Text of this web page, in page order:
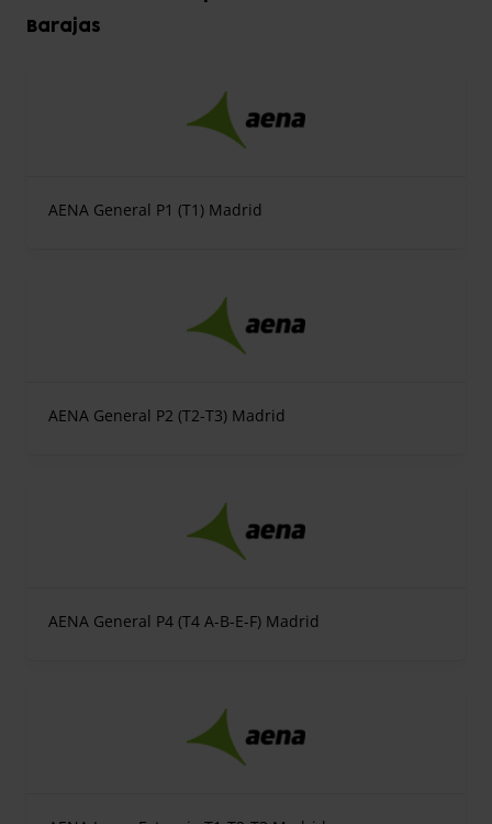
Barajas
AENA General P1 (T1) Madrid
AENA General P2 (T2-T3) Madrid
AENA General P4 (T4 A-B-E-F) Madrid